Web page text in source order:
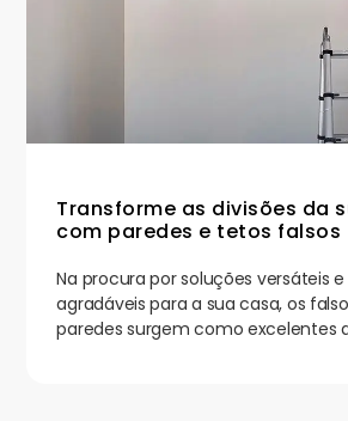
Transforme as divisões da
com paredes e tetos falsos
Na procura por soluções versáteis
agradáveis para a sua casa, os
paredes surgem como excelentes